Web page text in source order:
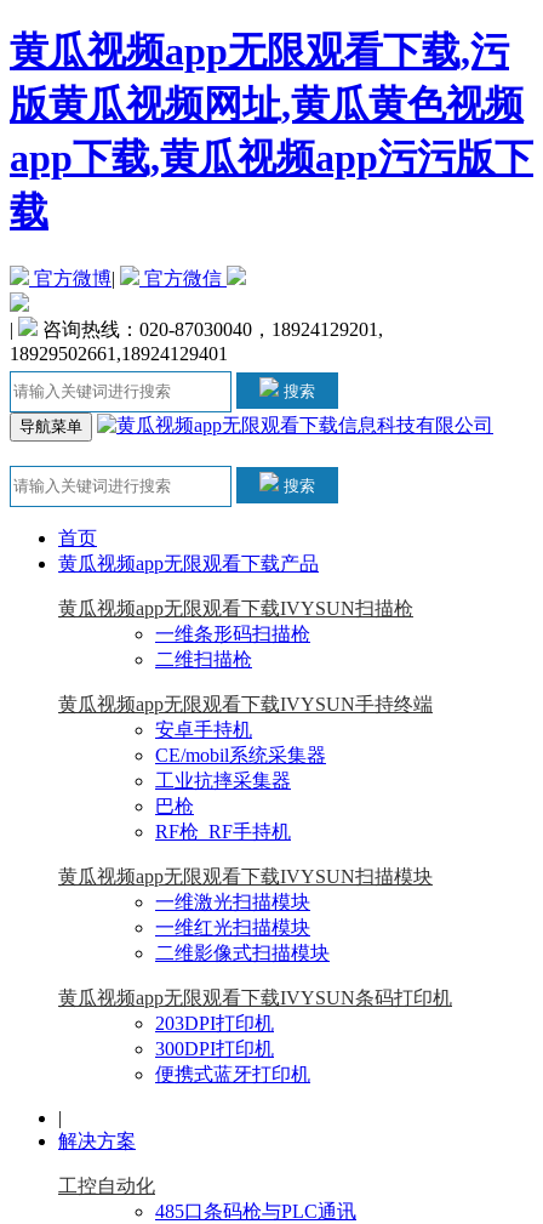
黄瓜视频app无限观看下载,污
版黄瓜视频网址,黄瓜黄色视频
app下载,黄瓜视频app污污版下
载
官方微博| 官方微信
|
咨询热线：020-87030040，18924129201,
18929502661,18924129401
搜索
导航菜单
搜索
首页
黄瓜视频app无限观看下载产品
黄瓜视频app无限观看下载IVYSUN扫描枪
一维条形码扫描枪
二维扫描枪
黄瓜视频app无限观看下载IVYSUN手持终端
安卓手持机
CE/mobil系统采集器
工业抗摔采集器
巴枪
RF枪_RF手持机
黄瓜视频app无限观看下载IVYSUN扫描模块
一维激光扫描模块
一维红光扫描模块
二维影像式扫描模块
黄瓜视频app无限观看下载IVYSUN条码打印机
203DPI打印机
300DPI打印机
便携式蓝牙打印机
|
解决方案
工控自动化
485口条码枪与PLC通讯